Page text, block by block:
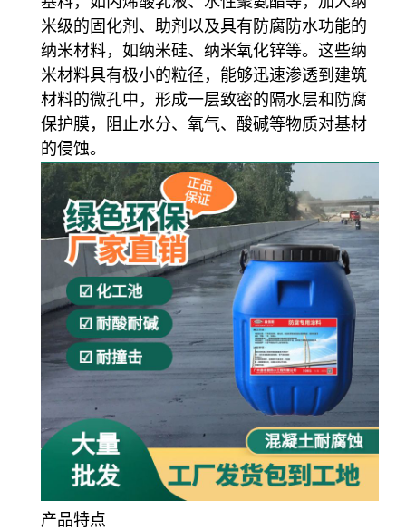
米级的固化剂、助剂以及具有防腐防水功能的
纳米材料，如纳米硅、纳米氧化锌等。这些纳
米材料具有极小的粒径，能够迅速渗透到建筑
材料的微孔中，形成一层致密的隔水层和防腐
保护膜，阻止水分、氧气、酸碱等物质对基材
的侵蚀。
产品特点